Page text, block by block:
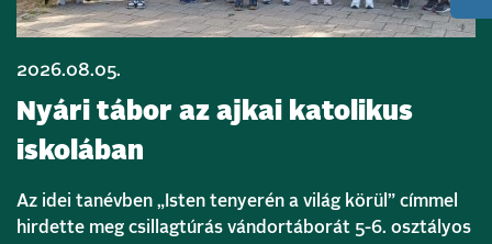
2026.08.05.
Nyári tábor az ajkai katolikus
iskolában
Az idei tanévben „Isten tenyerén a világ körül” címmel
hirdette meg csillagtúrás vándortáborát 5-6. osztályos